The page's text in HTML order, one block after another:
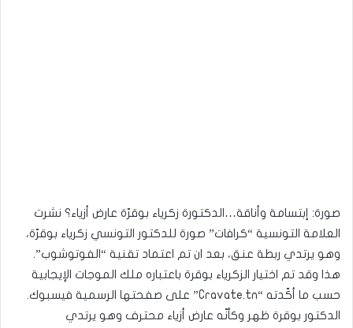
صورة: إبتسامة وأناقة…الدكتورة زكرياء بوقرّة عارض أزياء؟ نشرت
العلامة التونسية “كرافات” صورة للدكتور التونسي زكرياء بوقرّة،
وهو يرتدي ربطة عنق، بعد ان تم اعتماد تقنية “الفوتوشوب”.
هذا وقد تم اختيار الزكرياء بوقرة باعتباره ملك الموجات الإيجابية
حسب ما أكّدته “Cravate.tn” على صفحتها الرسمية فيسبوك.
الدكتور بوقرة ظهر وكأنّه عارض أزياء محترف وهو يرتدي